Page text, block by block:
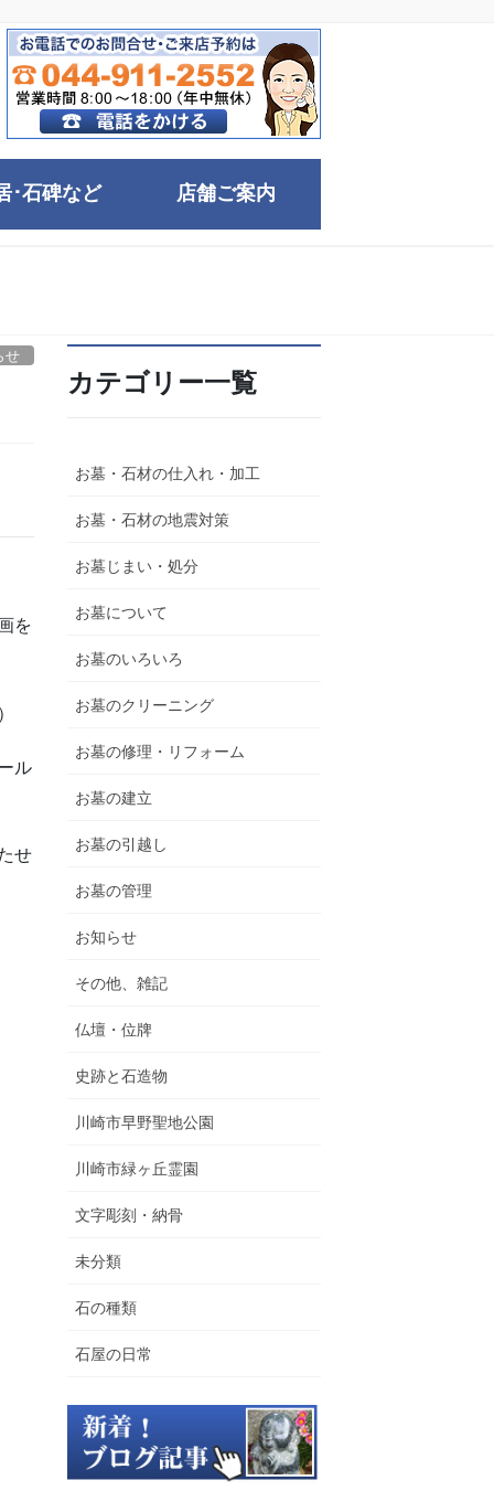
･石碑など 店舗ご案内
せ
を
ル
せ
カテゴリー一覧
お墓・石材の仕入れ・加工
お墓・石材の地震対策
お墓じまい・処分
お墓について
お墓のいろいろ
お墓のクリーニング
お墓の修理・リフォーム
お墓の建立
お墓の引越し
お墓の管理
お知らせ
その他、雑記
仏壇・位牌
史跡と石造物
川崎市早野聖地公園
川崎市緑ヶ丘霊園
文字彫刻・納骨
未分類
石の種類
石屋の日常